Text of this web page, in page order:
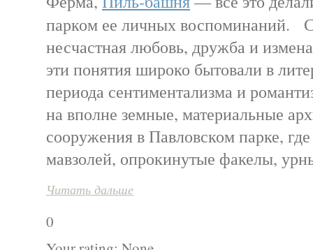
парком ее личных воспоминаний.
несчастная любовь, дружба и
эти понятия широко бытовали в
периода сентиментализма и
на вполне земные, материальные
сооружения в Павловском парке,
мавзолей, опрокинутые факелы,
Читать дальше
0